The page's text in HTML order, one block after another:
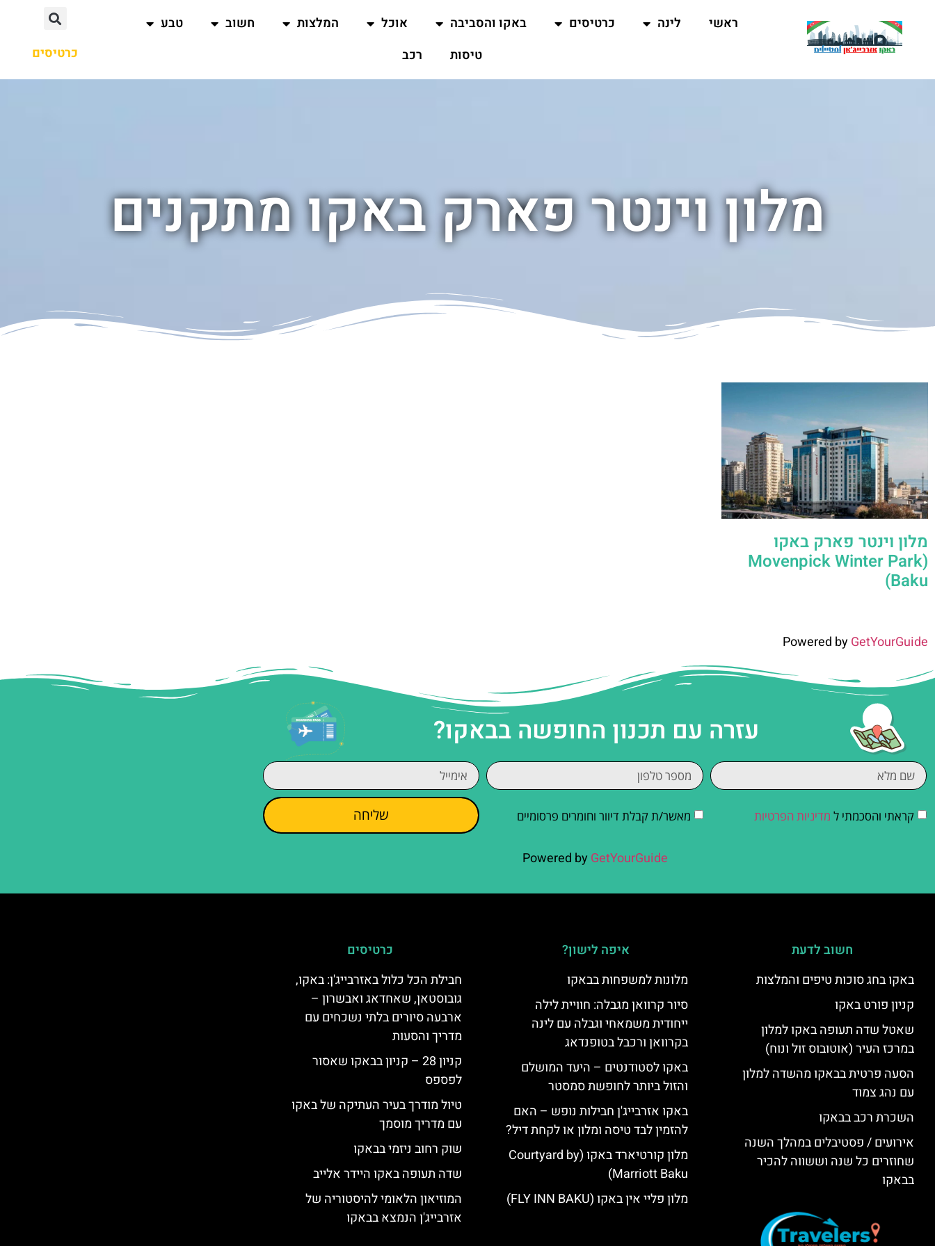
ראשי לינה כרטיסים באקו והסביבה אוכל המלצות חשוב
טבע
טיסות
רכב כרטיסים
מלון וינטר פארק באקו מתקנים
מלון וינטר פארק באקו
(Movenpick Winter Park
Baku)
Powered byGetYourGuide
עזרה עם תכנון החופשה בבאקו?
קראתי והסכמתי ל מדיניות הפרטיות מאשר/ת קבלת דיוור וחומרים פרסומיים שליחה
Powered by GetYourGuide
חשוב לדעת
באקו בחג סוכות טיפים והמלצות
קניון פורט באקו
שאטל שדה תעופה באקו למלון
במרכז העיר (אוטובוס זול ונוח)
הסעה פרטית בבאקו מהשדה למלון
עם נהג צמוד
השכרת רכב בבאקו
אירועים / פסטיבלים במהלך השנה
שחוזרים כל שנה וששווה להכיר
בבאקו
איפה לישון?
מלונות למשפחות בבאקו
סיור קרוואן מגבלה: חוויית לילה
ייחודית משמאחי וגבלה עם לינה
בקרוואן ורכבל בטופנדאג
באקו לסטודנטים – היעד המושלם
והזול ביותר לחופשת סמסטר
באקו אזרבייג'ן חבילות נופש – האם
להזמין לבד טיסה ומלון או לקחת דיל?
מלון קורטיארד באקו (Courtyard by
Marriott Baku)
מלון פליי אין באקו (FLY INN BAKU)
כרטיסים
חבילת הכל כלול באזרבייג'ן: באקו,
גובוסטאן, שאחדאג ואבשרון –
ארבעה סיורים בלתי נשכחים עם
מדריך והסעות
קניון 28 – קניון בבאקו שאסור
לפספס
טיול מודרך בעיר העתיקה של באקו
עם מדריך מוסמך
שוק רחוב ניזמי בבאקו
שדה תעופה באקו היידר אלייב
המוזיאון הלאומי להיסטוריה של
אזרבייג'ן הנמצא בבאקו